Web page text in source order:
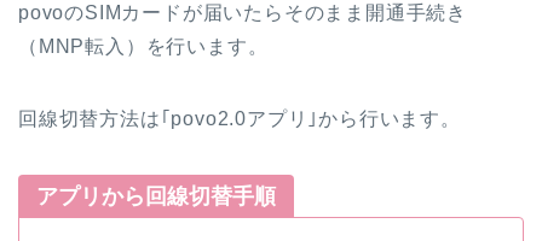
povoのSIMカードが届いたらそのまま開通手続き
（MNP転入）を行います。
回線切替方法は｢povo2.0アプリ｣から行います。
アプリから回線切替手順